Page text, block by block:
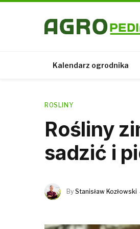
Kalendarz ogrodnika
ROSLINY
Rośliny
sadzić i
By Stanisław Kozłowski